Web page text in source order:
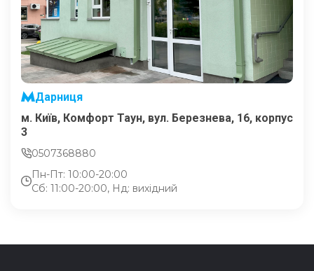
Дарниця
м. Київ, Комфорт Таун, вул. Березнева, 16, корпус
3
0507368880
Пн-Пт: 10:00-20:00
Сб: 11:00-20:00, Нд: вихідний